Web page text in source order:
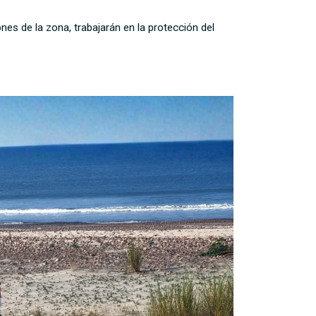
de la zona, trabajarán en la protección del